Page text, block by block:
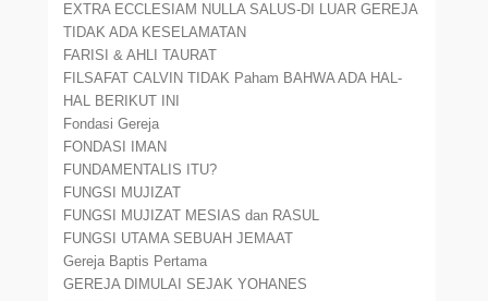
EXTRA ECCLESIAM NULLA SALUS-DI LUAR GEREJA
TIDAK ADA KESELAMATAN
FARISI & AHLI TAURAT
FILSAFAT CALVIN TIDAK Paham BAHWA ADA HAL-
HAL BERIKUT INI
Fondasi Gereja
FONDASI IMAN
FUNDAMENTALIS ITU?
FUNGSI MUJIZAT
FUNGSI MUJIZAT MESIAS dan RASUL
FUNGSI UTAMA SEBUAH JEMAAT
Gereja Baptis Pertama
GEREJA DIMULAI SEJAK YOHANES